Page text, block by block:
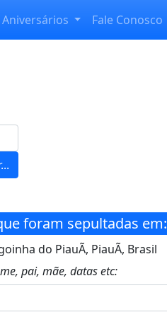
Aniversários Fale Conosco
foram sepultadas em:
do PiauÃ­, PiauÃ­, Brasil
pai, mãe, datas etc: